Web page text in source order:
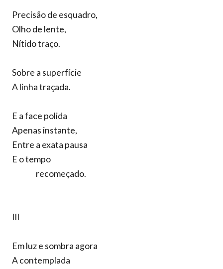
Precisão de esquadro,
Olho de lente,
Nítido traço.
Sobre a superfície
A linha traçada.
E a face polida
Apenas instante,
Entre a exata pausa
E o tempo
recomeçado.
III
Em luz e sombra agora
A contemplada